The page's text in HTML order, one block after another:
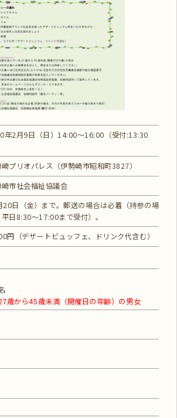
年2月9日（日）14:00～16:00（受付:13:30
プリオパレス（伊勢崎市昭和町3827）
市社会福祉協議会
20日（金）まで。郵送の場合は必着（持参の場
日8:30～17:00まで受付）。
円（デザートビュッフェ、ドリンク代含む）
歳から45歳未満（開催日の年齢）の男女